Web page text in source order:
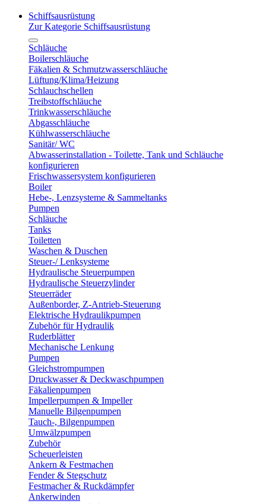
Schiffsausrüstung
Zur Kategorie Schiffsausrüstung
Schläuche
Boilerschläuche
Fäkalien & Schmutzwasserschläuche
Lüftung/Klima/Heizung
Schlauchschellen
Treibstoffschläuche
Trinkwasserschläuche
Abgasschläuche
Kühlwasserschläuche
Sanitär/ WC
Abwasserinstallation - Toilette, Tank und Schläuche
konfigurieren
Frischwassersystem konfigurieren
Boiler
Hebe-, Lenzsysteme & Sammeltanks
Pumpen
Schläuche
Tanks
Toiletten
Waschen & Duschen
Steuer-/ Lenksysteme
Hydraulische Steuerpumpen
Hydraulische Steuerzylinder
Steuerräder
Außenborder, Z-Antrieb-Steuerung
Elektrische Hydraulikpumpen
Zubehör für Hydraulik
Ruderblätter
Mechanische Lenkung
Pumpen
Gleichstrompumpen
Druckwasser & Deckwaschpumpen
Fäkalienpumpen
Impellerpumpen & Impeller
Manuelle Bilgenpumpen
Tauch-, Bilgenpumpen
Umwälzpumpen
Zubehör
Scheuerleisten
Ankern & Festmachen
Fender & Stegschutz
Festmacher & Ruckdämpfer
Ankerwinden